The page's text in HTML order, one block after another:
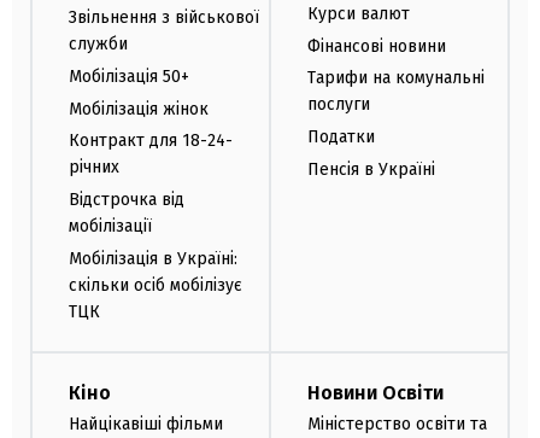
Звільнення з військової
служби
Мобілізація 50+
Мобілізація жінок
Контракт для 18-24-
річних
Відстрочка від
мобілізації
Мобілізація в Україні:
скільки осіб мобілізує
ТЦК
Курси валют
Фінансові новини
Тарифи на комунальні
послуги
Податки
Пенсія в Україні
Кіно
Найцікавіші фільми
Новини Освіти
Міністерство освіти та